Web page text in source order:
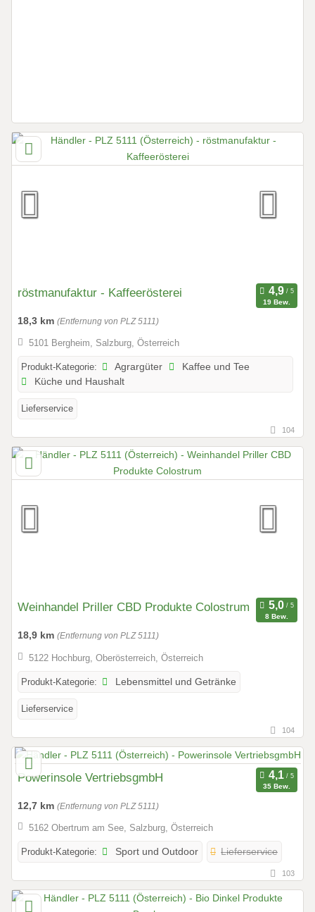
röstmanufaktur - Kaffeerösterei
19 Bew.
18,3 km (Entfernung von PLZ 5111)
5101 Bergheim, Salzburg, Österreich
Produkt-Kategorie: Agrargüter
Kaffee und Tee
Küche und Haushalt
Lieferservice
104
Weinhandel Priller CBD Produkte Colostrum
8 Bew.
18,9 km (Entfernung von PLZ 5111)
5122 Hochburg, Oberösterreich, Österreich
Produkt-Kategorie: Lebensmittel und Getränke
Lieferservice
104
Powerinsole VertriebsgmbH
35 Bew.
12,7 km (Entfernung von PLZ 5111)
5162 Obertrum am See, Salzburg, Österreich
Produkt-Kategorie: Sport und Outdoor Lieferservice
103